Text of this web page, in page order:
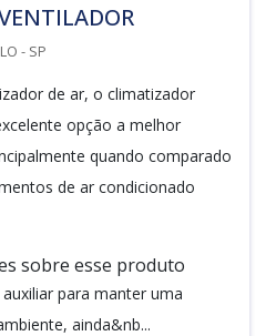
- SP
de ar, o climatizador
opção a melhor
quando comparado
de ar condicionado
sobre esse produto
para manter uma
ainda&nb...